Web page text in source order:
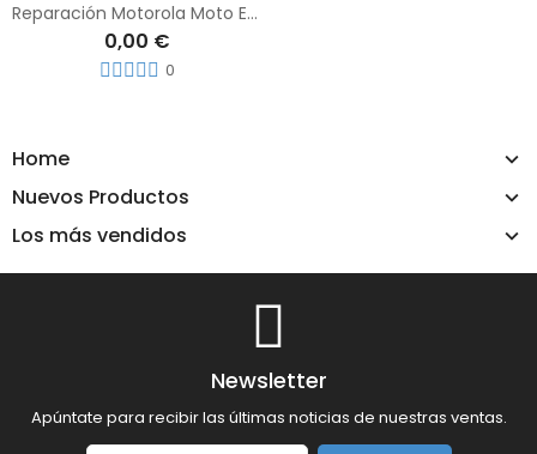
Home
Nuevos Productos
Los más vendidos
Reparación Motorola Moto E30
0,00 €
0
Newsletter
Apúntate para recibir las últimas noticias de nuestras ventas.